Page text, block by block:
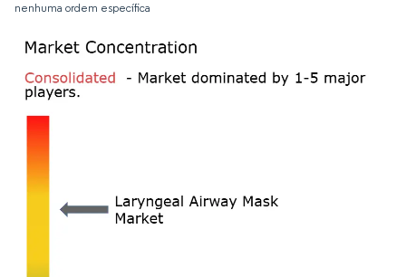
nenhuma ordem específica